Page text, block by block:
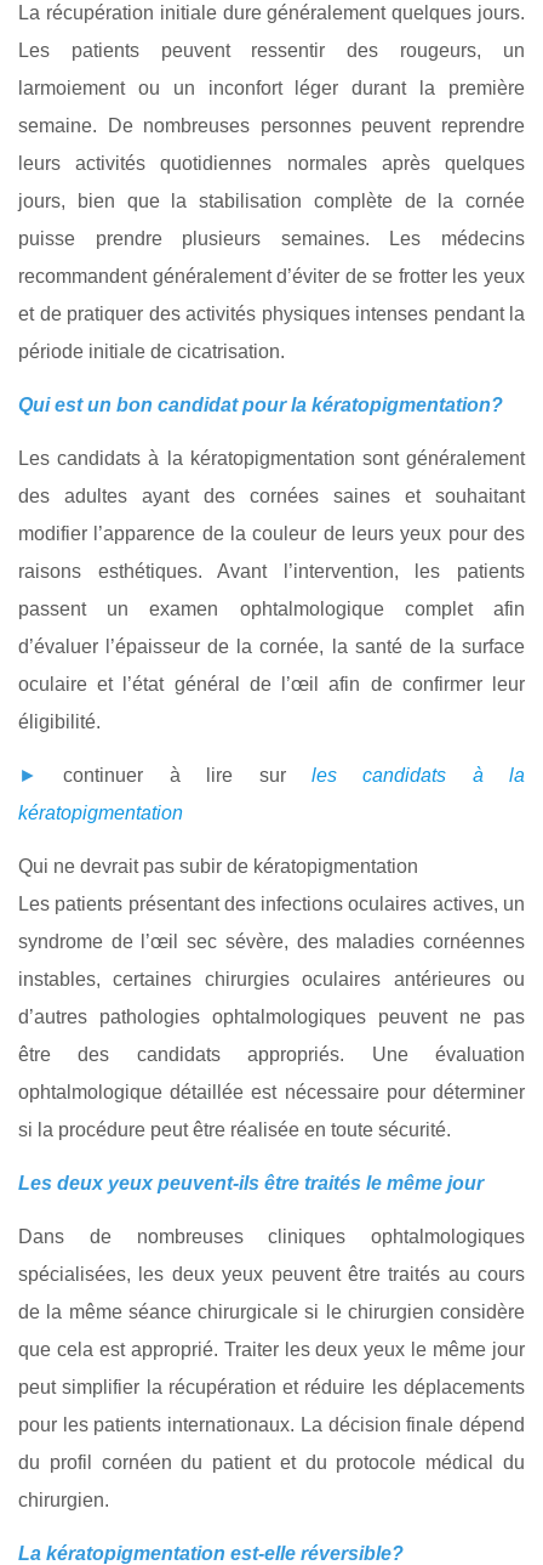
La récupération initiale dure généralement quelques jours.
Les patients peuvent ressentir des rougeurs, un
larmoiement ou un inconfort léger durant la première
semaine. De nombreuses personnes peuvent reprendre
leurs activités quotidiennes normales après quelques
jours, bien que la stabilisation complète de la cornée
puisse prendre plusieurs semaines. Les médecins
recommandent généralement d’éviter de se frotter les yeux
et de pratiquer des activités physiques intenses pendant la
période initiale de cicatrisation.
Qui est un bon candidat pour la kératopigmentation?
Les candidats à la kératopigmentation sont généralement
des adultes ayant des cornées saines et souhaitant
modifier l’apparence de la couleur de leurs yeux pour des
raisons esthétiques. Avant l’intervention, les patients
passent un examen ophtalmologique complet afin
d’évaluer l’épaisseur de la cornée, la santé de la surface
oculaire et l’état général de l’œil afin de confirmer leur
éligibilité.
► continuer à lire sur les candidats à la
kératopigmentation
Qui ne devrait pas subir de kératopigmentation
Les patients présentant des infections oculaires actives, un
syndrome de l’œil sec sévère, des maladies cornéennes
instables, certaines chirurgies oculaires antérieures ou
d’autres pathologies ophtalmologiques peuvent ne pas
être des candidats appropriés. Une évaluation
ophtalmologique détaillée est nécessaire pour déterminer
si la procédure peut être réalisée en toute sécurité.
Les deux yeux peuvent-ils être traités le même jour
Dans de nombreuses cliniques ophtalmologiques
spécialisées, les deux yeux peuvent être traités au cours
de la même séance chirurgicale si le chirurgien considère
que cela est approprié. Traiter les deux yeux le même jour
peut simplifier la récupération et réduire les déplacements
pour les patients internationaux. La décision finale dépend
du profil cornéen du patient et du protocole médical du
chirurgien.
La kératopigmentation est-elle réversible?